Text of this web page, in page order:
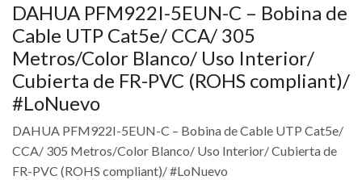
DAHUA PFM922I-5EUN-C – Bobina de
Cable UTP Cat5e/ CCA/ 305
Metros/Color Blanco/ Uso Interior/
Cubierta de FR-PVC (ROHS compliant)/
#LoNuevo
DAHUA PFM922I-5EUN-C – Bobina de Cable UTP Cat5e/
CCA/ 305 Metros/Color Blanco/ Uso Interior/ Cubierta de
FR-PVC (ROHS compliant)/ #LoNuevo